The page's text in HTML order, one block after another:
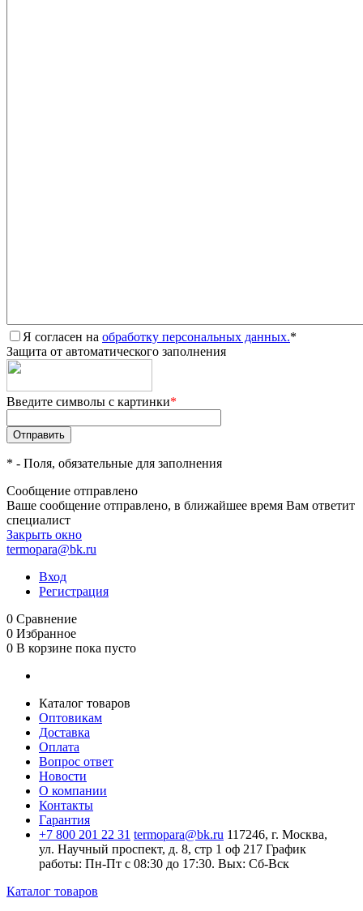
Я согласен на обработку персональных данных.*
Защита от автоматического заполнения
Введите символы с картинки*
* - Поля, обязательные для заполнения
Сообщение отправлено
Ваше сообщение отправлено, в ближайшее время Вам ответит
специалист
Закрыть окно
termopara@bk.ru
Вход
Регистрация
0 Сравнение
0 Избранное
0 В корзине пока пусто
Каталог товаров
Оптовикам
Доставка
Оплата
Вопрос ответ
Новости
О компании
Контакты
Гарантия
+7 800 201 22 31 termopara@bk.ru 117246, г. Москва,
ул. Научный проспект, д. 8, стр 1 оф 217 График
работы: Пн‑Пт с 08:30 до 17:30. Вых: Сб‑Вск
Каталог товаров